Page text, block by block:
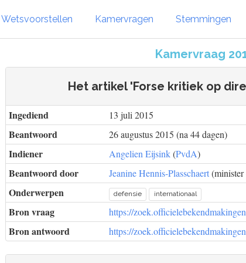
Wetsvoorstellen Kamervragen Stemmingen
Kamervraag
Het artikel 'Forse kritiek op
Ingediend 13 juli 2015
Beantwoord 26 augustus 2015 (na 44 dagen)
Indiener Angelien Eijsink(PvdA)
Beantwoord door Jeanine Hennis-Plasschaert(minister
Onderwerpen defensie internationaal
Bron vraag https://
Bron antwoord https://